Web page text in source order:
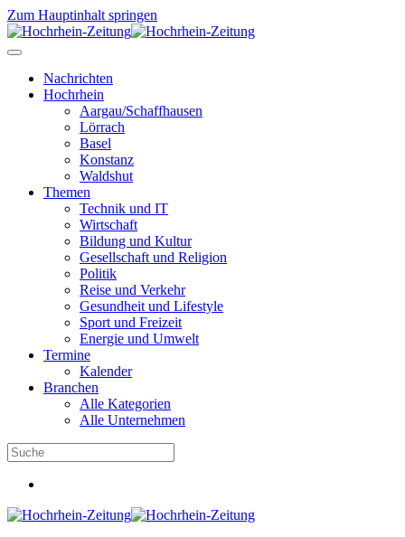
Zum Hauptinhalt springen
Nachrichten
Hochrhein
Aargau/Schaffhausen
Lörrach
Basel
Konstanz
Waldshut
Themen
Technik und IT
Wirtschaft
Bildung und Kultur
Gesellschaft und Religion
Politik
Reise und Verkehr
Gesundheit und Lifestyle
Sport und Freizeit
Energie und Umwelt
Termine
Kalender
Branchen
Alle Kategorien
Alle Unternehmen